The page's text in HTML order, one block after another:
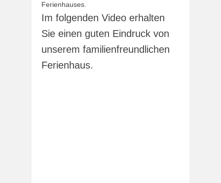
Ferienhauses.
Im folgenden Video erhalten
Sie einen guten Eindruck von
unserem familienfreundlichen
Ferienhaus.